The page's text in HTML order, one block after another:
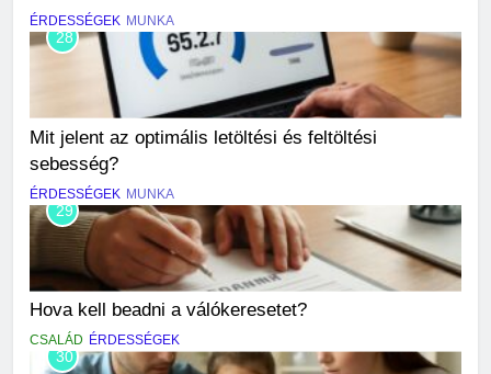
ÉRDESSÉGEK MUNKA
28
Mit jelent az optimális letöltési és feltöltési
sebesség?
ÉRDESSÉGEK MUNKA
29
Hova kell beadni a válókeresetet?
CSALÁD ÉRDESSÉGEK
30